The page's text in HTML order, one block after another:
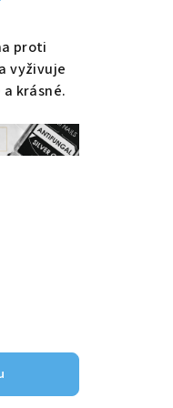
proti
vyživuje
krásné.